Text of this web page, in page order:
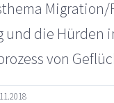
Migration/
und die Hürden
von